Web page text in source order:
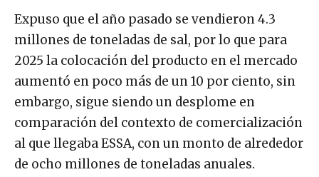
Expuso que el año pasado se vendieron 4.3
millones de toneladas de sal, por lo que para
2025 la colocación del producto en el mercado
aumentó en poco más de un 10 por ciento, sin
embargo, sigue siendo un desplome en
comparación del contexto de comercialización
al que llegaba ESSA, con un monto de alrededor
de ocho millones de toneladas anuales.